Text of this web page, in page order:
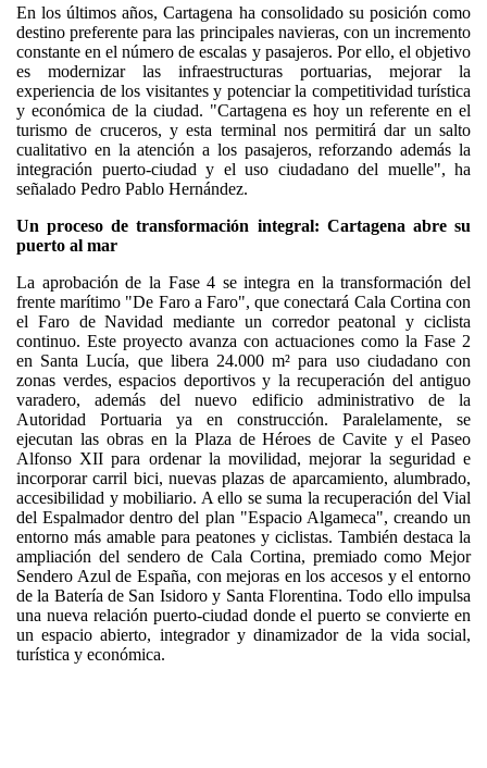
En los últimos años, Cartagena ha consolidado su posición como
destino preferente para las principales navieras, con un incremento
constante en el número de escalas y pasajeros. Por ello, el objetivo
es modernizar las infraestructuras portuarias, mejorar la
experiencia de los visitantes y potenciar la competitividad turística
y económica de la ciudad. "Cartagena es hoy un referente en el
turismo de cruceros, y esta terminal nos permitirá dar un salto
cualitativo en la atención a los pasajeros, reforzando además la
integración puerto-ciudad y el uso ciudadano del muelle", ha
señalado Pedro Pablo Hernández.
Un proceso de transformación integral: Cartagena abre su
puerto al mar
La aprobación de la Fase 4 se integra en la transformación del
frente marítimo "De Faro a Faro", que conectará Cala Cortina con
el Faro de Navidad mediante un corredor peatonal y ciclista
continuo. Este proyecto avanza con actuaciones como la Fase 2
en Santa Lucía, que libera 24.000 m² para uso ciudadano con
zonas verdes, espacios deportivos y la recuperación del antiguo
varadero, además del nuevo edificio administrativo de la
Autoridad Portuaria ya en construcción. Paralelamente, se
ejecutan las obras en la Plaza de Héroes de Cavite y el Paseo
Alfonso XII para ordenar la movilidad, mejorar la seguridad e
incorporar carril bici, nuevas plazas de aparcamiento, alumbrado,
accesibilidad y mobiliario. A ello se suma la recuperación del Vial
del Espalmador dentro del plan "Espacio Algameca", creando un
entorno más amable para peatones y ciclistas. También destaca la
ampliación del sendero de Cala Cortina, premiado como Mejor
Sendero Azul de España, con mejoras en los accesos y el entorno
de la Batería de San Isidoro y Santa Florentina. Todo ello impulsa
una nueva relación puerto-ciudad donde el puerto se convierte en
un espacio abierto, integrador y dinamizador de la vida social,
turística y económica.